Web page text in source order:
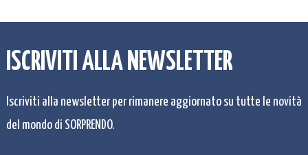
ISCRIVITI ALLA NEWSLETTER
Iscriviti alla newsletter per rimanere aggiornato su tutte le novità
del mondo di SORPRENDO.